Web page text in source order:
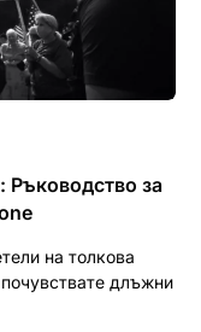
Ръководство за
на толкова
длъжни